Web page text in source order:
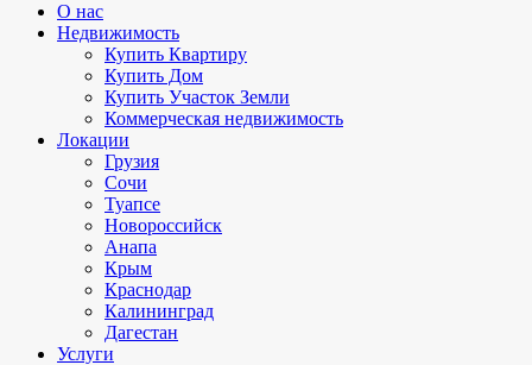
О нас
Недвижимость
Купить Квартиру
Купить Дом
Купить Участок Земли
Коммерческая недвижимость
Локации
Грузия
Сочи
Туапсе
Новороссийск
Анапа
Крым
Краснодар
Калининград
Дагестан
Услуги